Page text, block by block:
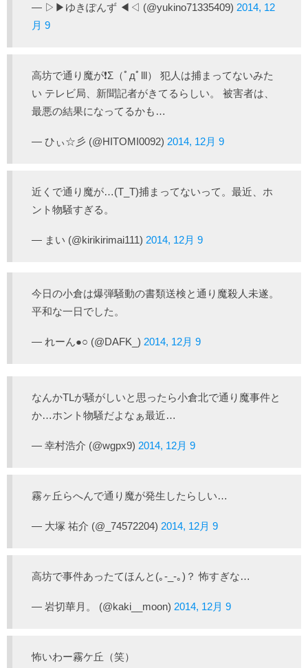
— ▷▶︎ゆきぽんず ◀︎◁ (@yukino71335409) 2014, 12
月 9
高坊で通り魔が❗️Σ（ﾟдﾟlll） 犯人は捕まってないみた
い テレビ局、新聞記者がきてるらしい。 被害者は、
最悪の結果になってるかも…
— ひぃ☆彡 (@HITOMI0092) 2014, 12月 9
近くで通り魔が…(T_T)捕まってないって。最近、ホ
ント物騒すぎる。
— まい (@kirikirimai111) 2014, 12月 9
今日の小倉は爆弾騒動の書類送検と通り魔殺人未遂。
平和な一日でした。
— れーん●○ (@DAFK_) 2014, 12月 9
なんかTLが騒がしいと思ったら小倉北で通り魔事件と
か…ホント物騒だよなぁ最近…
— 幸村浩介 (@wgpx9) 2014, 12月 9
霧ヶ丘らへんで通り魔が発生したらしい…
— 大塚 祐介 (@_74572204) 2014, 12月 9
高坊で事件あったてほんと(｡-_-｡)？ 怖すぎな…
— 岩切華月。 (@kaki__moon) 2014, 12月 9
怖いわー霧ケ丘（笑）